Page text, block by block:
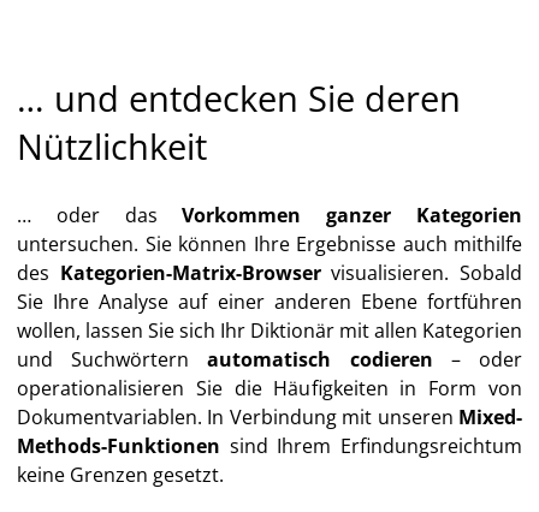
… und entdecken Sie deren
Nützlichkeit
… oder dasVorkommen ganzer Kategorien
untersuchen. Sie können Ihre Ergebnisse auch mithilfe
des Kategorien-Matrix-Browservisualisieren. Sobald
Sie Ihre Analyse auf einer anderen Ebene fortführen
wollen, lassen Sie sich Ihr Diktionär mit allen Kategorien
und Suchwörternautomatisch codieren – oder
operationalisieren Sie die Häufigkeiten in Form von
Dokumentvariablen. In Verbindung mit unseren Mixed-
Methods-Funktionen sind Ihrem Erfindungsreichtum
keine Grenzen gesetzt.